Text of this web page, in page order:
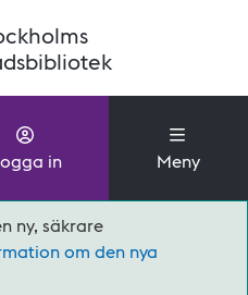
in Meny
ny, säkrare
om den nya